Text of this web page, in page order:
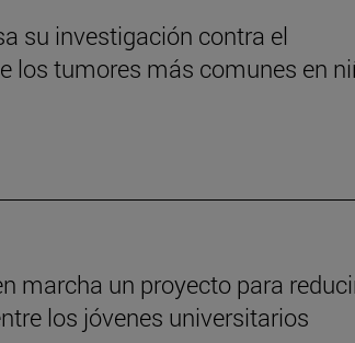
su investigación contra el
los tumores más comunes en
marcha un proyecto para
los jóvenes universitarios